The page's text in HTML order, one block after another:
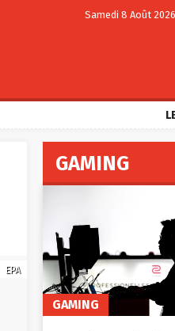
Samedi 8 Août
EPA
GAMING
GAMING